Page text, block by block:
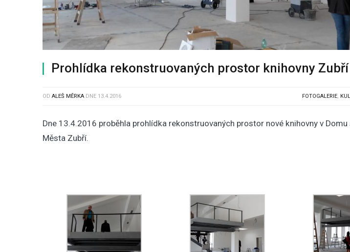
Prohlídka rekonstruovaných prostor knihovny
OD ALEŠ MĚRKA DNE 13.4.2016 FOTOGALERIE,
Dne 13.4.2016 proběhla prohlídka rekonstruovaných prostor nové knihovny v Domu
Města Zubří.